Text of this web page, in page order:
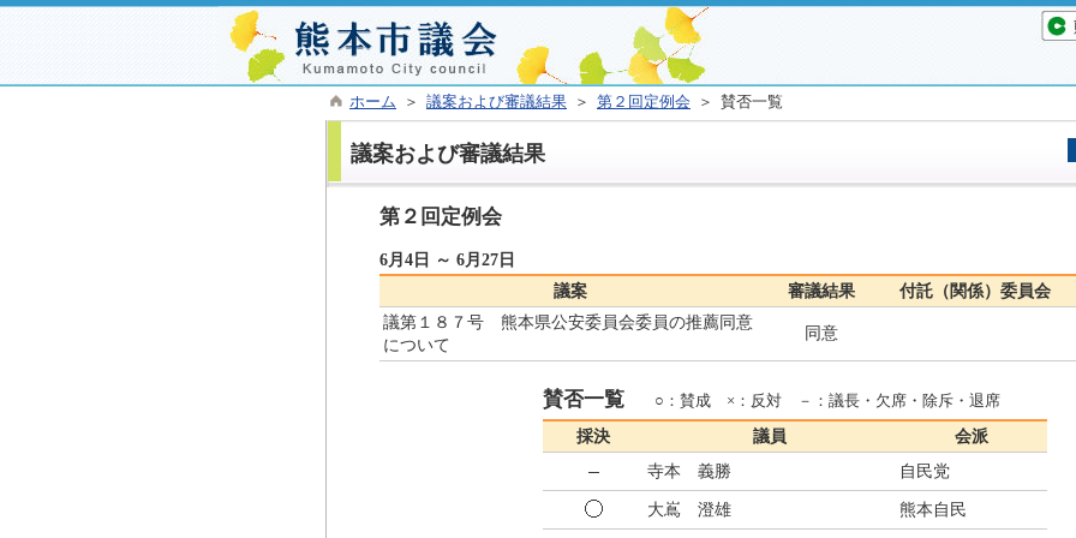
ホーム ＞ 議案および審議結果 ＞ 第２回定例会 ＞ 賛否一覧
議案および審議結果
第２回定例会
6月4日 ～ 6月27日
議案
審議結果
付託（関係）委員会
議第１８７号 熊本県公安委員会委員の推薦同意
について
同意
賛否一覧 ○：賛成 ×：反対 －：議長・欠席・除斥・退席
採決 議員
会派
寺本 義勝
自民党
大嶌 澄雄 熊本自民